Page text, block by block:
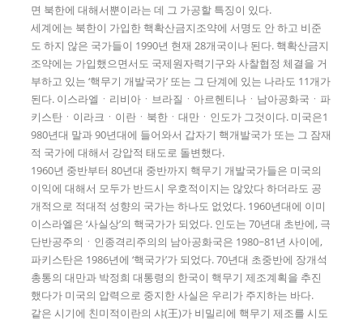
면 북한에 대해서뿐이라는 데 그 가공할 특징이 있다.
세계에는 북한이 가입한 핵확산금지조약에 서명도 안 하고 비준
도 하지 않은 국가들이 1990년 현재 28개국이나 된다. 핵확산금지
조약에는 가입했으면서도 국제원자력기구와 사찰협정 체결을 거
부하고 있는 ‘핵무기 개발국가’ 또는 그 단계에 있는 나라도 11개가
된다. 이스라엘ㆍ리비아ㆍ브라질ㆍ아르헨티나ㆍ남아공화국ㆍ파
키스탄ㆍ이라크ㆍ이란ㆍ북한ㆍ대만ㆍ인도가 그것이다. 미국은1
980년대 말과 90년대에 들어와서 갑자기 핵개발국가 또는 그 잠재
적 국가에 대해서 강압적 태도로 돌변했다.
1960년 중반부터 80년대 중반까지 핵무기 개발국가들은 미국의
이익에 대해서 모두가 반드시 우호적이지는 않았다 하더라도 공
개적으로 적대적 성향의 국가는 하나도 없었다. 1960년대에 이미
이스라엘은 ‘사실상’의 핵국가가 되었다. 인도는 70년대 초반에, 극
단반공주의ㆍ인종격리주의의 남아공화국은 1980~81년 사이에,
파키스탄은 1986년에 ‘핵국가’가 되었다. 70년대 초중반에 장개석
총통의 대만과 박정희 대통령의 한국이 핵무기 제조계획을 추진
했다가 미국의 압력으로 중지한 사실은 우리가 주지하는 바다.
같은 시기에 친미적이란의 샤(王)가 비밀리에 핵무기 제조를 시도